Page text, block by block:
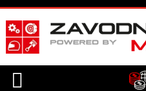
Přejít
na
obsah